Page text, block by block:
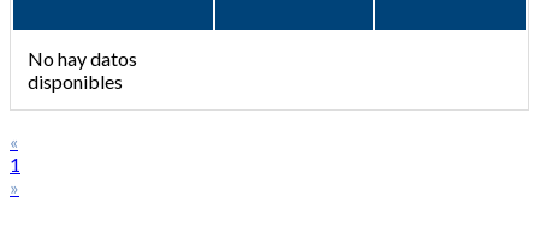
No hay datos
disponibles
«
1
»